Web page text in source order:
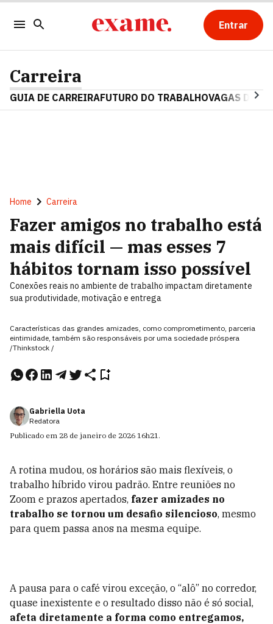
Entrar
Carreira
GUIA DE CARREIRAFUTURO DO TRABALHOVAGAS DE
Home Carreira
Fazer amigos no trabalho está
mais difícil — mas esses 7
hábitos tornam isso possível
Conexões reais no ambiente de trabalho impactam diretamente
sua produtividade, motivação e entrega
Características das grandes amizades, como comprometimento, parceria
eintimidade, também são responsáveis por uma sociedade próspera
/Thinkstock /
Gabriella Uota
Redatora
Publicado em 28 de janeiro de 2026 16h21.
A rotina mudou, os horários são mais flexíveis, o
trabalho híbrido virou padrão. Entre reuniões no
Zoom e prazos apertados, fazer amizades no
trabalho se tornou um desafio silencioso, mesmo
para quem passa anos na mesma equipe.
A pausa para o café virou exceção, o “alô” no corredor,
quase inexistente e o resultado disso não é só social,
afeta diretamente a forma como entregamos,